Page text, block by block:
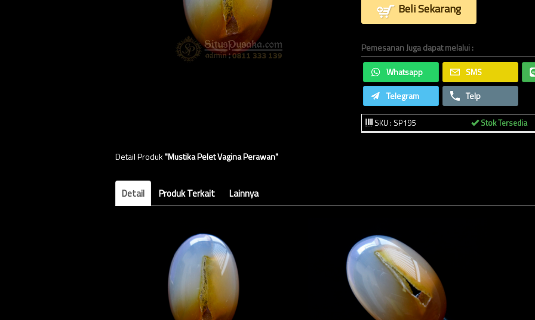
Beli Sekarang
Pemesanan Juga dapat melalui :
Whatsapp
SMS
Telegram
Telp
SKU : SP195 Stok Tersedia
Detail Produk"Mustika Pelet Vagina Perawan"
Detail Produk Terkait Lainnya